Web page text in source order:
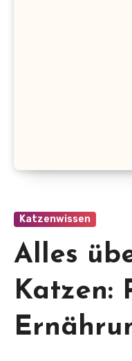
Katzenwissen
Alles
Katzen: